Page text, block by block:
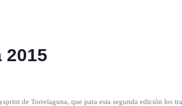
2015
de Torrelaguna, que para esta segunda edición los